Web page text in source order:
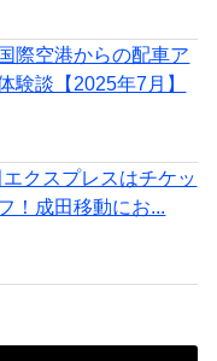
際空港からの配車ア
験談【2025年7月】
エクスプレスはチケッ
！成田移動にお...